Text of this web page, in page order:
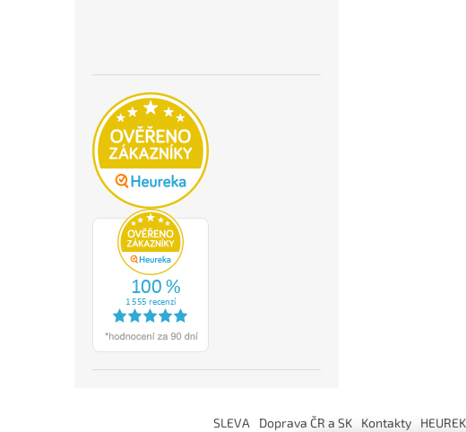
SLEVA Doprava ČR a SK Kontakty